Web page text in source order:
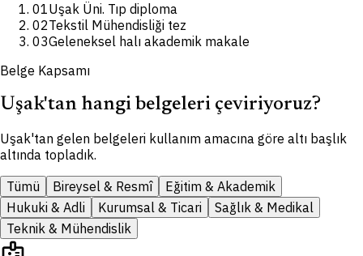
01Uşak Üni. Tıp diploma
02Tekstil Mühendisliği tez
03Geleneksel halı akademik makale
Belge Kapsamı
Uşak'tan hangi belgeleri çeviriyoruz?
Uşak'tan gelen belgeleri kullanım amacına göre altı başlık
altında topladık.
Tümü
Bireysel & Resmî
Eğitim & Akademik
Hukuki & Adli
Kurumsal & Ticari
Sağlık & Medikal
Teknik & Mühendislik